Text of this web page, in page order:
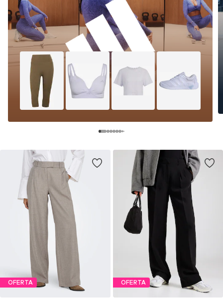
OFERTA OFERTA